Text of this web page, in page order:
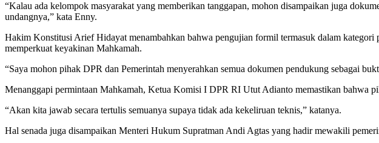
“Kalau ada kelompok masyarakat yang memberikan tanggapan, mohon disampaikan juga
undangnya,” kata Enny.
Hakim Konstitusi Arief Hidayat menambahkan bahwa pengujian formil termasuk dalam
memperkuat keyakinan Mahkamah.
“Saya mohon pihak DPR dan Pemerintah menyerahkan semua dokumen pendukung sebagai
Menanggapi permintaan Mahkamah, Ketua Komisi I DPR RI Utut Adianto memastikan bahwa
“Akan kita jawab secara tertulis semuanya supaya tidak ada kekeliruan teknis,” katanya.
Hal senada juga disampaikan Menteri Hukum Supratman Andi Agtas yang hadir mewakili